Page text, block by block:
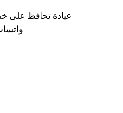
عيادة تحافظ على
واتساب: +90